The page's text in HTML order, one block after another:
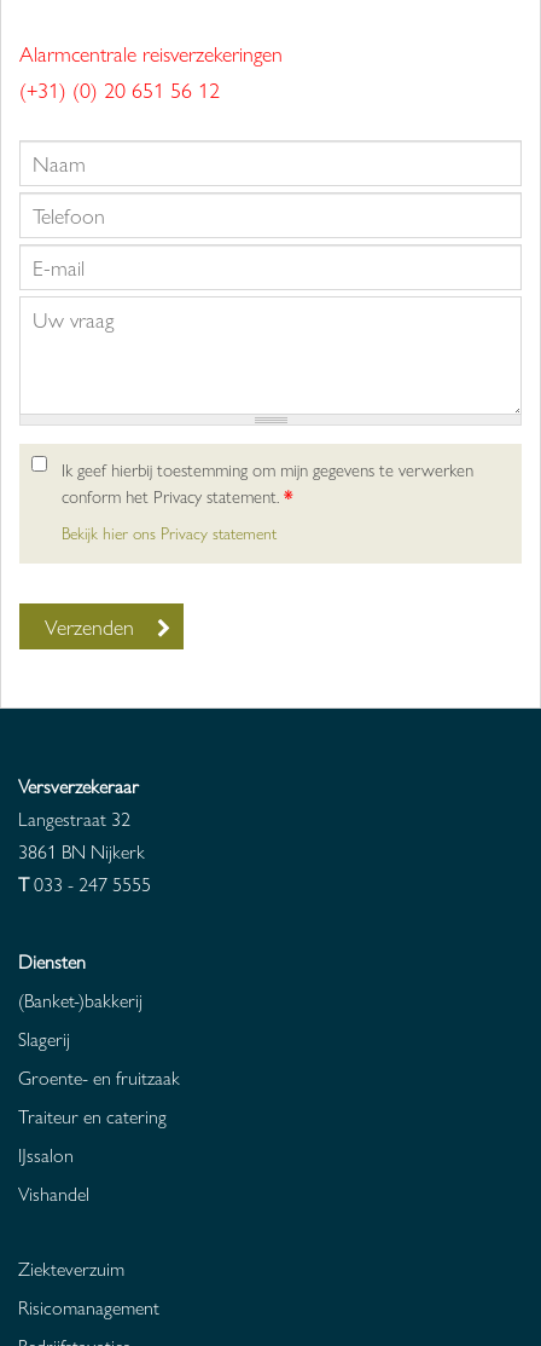
Alarmcentrale reisverzekeringen
(+31) (0) 20 651 56 12
Ik geef hierbij toestemming om mijn gegevens te verwerken
conform het Privacy statement.*
Bekijk hier ons Privacy statement
Versverzekeraar
Langestraat 32
3861 BN Nijkerk
T033 - 247 5555
Diensten
(Banket-)bakkerij
Slagerij
Groente- en fruitzaak
Traiteur en catering
IJssalon
Vishandel
Ziekteverzuim
Risicomanagement